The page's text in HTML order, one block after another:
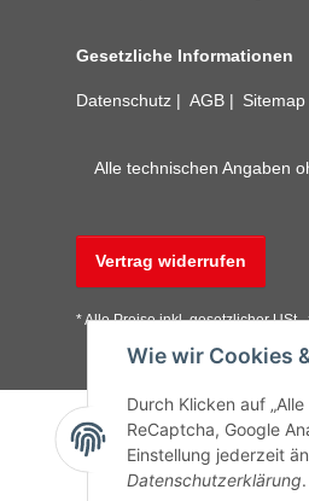
Wie wir Cookies
Durch Klicken auf
ReCaptcha, Google
Einstellung jederzeit
Datenschutzerklärung.
Gesetzliche Informationen
Datenschutz AGB Sitemap
Alle technischen Angaben
Vertrag widerrufen
* Alle Preise inkl. gesetzlicher